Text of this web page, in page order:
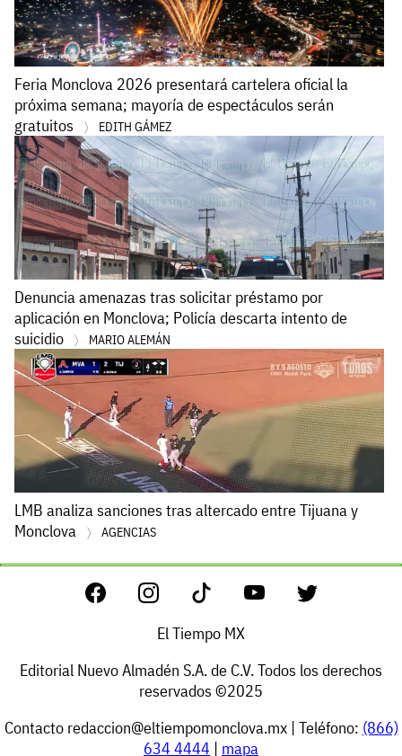
Feria Monclova 2026 presentará cartelera oficial la
próxima semana; mayoría de espectáculos serán
gratuitos
EDITH GÁMEZ
Denuncia amenazas tras solicitar préstamo por
aplicación en Monclova; Policía descarta intento de
suicidio
MARIO ALEMÁN
LMB analiza sanciones tras altercado entre Tijuana y
Monclova
AGENCIAS
El Tiempo MX
Editorial Nuevo Almadén S.A. de C.V. Todos los derechos
reservados ©2025
Contacto redaccion@eltiempomonclova.mx| Teléfono: (866)
634 4444 | mapa